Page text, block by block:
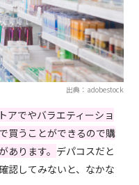
出典：adobestock
アでやバラエティーショ
買うことができるので購
ります。 デパコスだと
認してみないと、なかな